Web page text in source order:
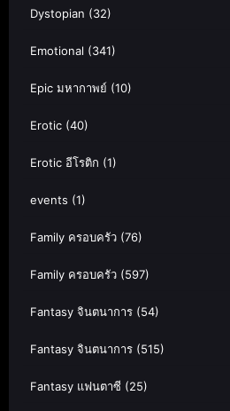
Dystopian (32)
Emotional (341)
Epic มหากาพย์ (10)
Erotic (40)
Erotic อีโรติก (1)
events (1)
Family ครอบครัว (76)
Family ครอบครัว (597)
Fantasy จินตนาการ (54)
Fantasy จินตนาการ (515)
Fantasy แฟนตาซี (25)